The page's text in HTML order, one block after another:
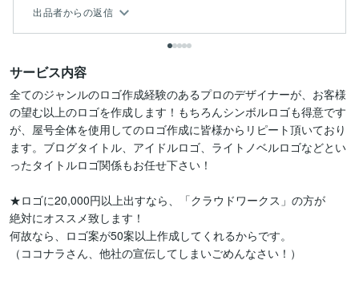
出品者からの返信
サービス内容
全てのジャンルのロゴ作成経験のあるプロのデザイナーが、お客様
の望む以上のロゴを作成します！もちろんシンボルロゴも得意です
が、屋号全体を使用してのロゴ作成に皆様からリピート頂いており
ます。ブログタイトル、アイドルロゴ、ライトノベルロゴなどとい
ったタイトルロゴ関係もお任せ下さい！
★ロゴに20,000円以上出すなら、「クラウドワークス」の方が
絶対にオススメ致します！
何故なら、ロゴ案が50案以上作成してくれるからです。
（ココナラさん、他社の宣伝してしまいごめんなさい！）